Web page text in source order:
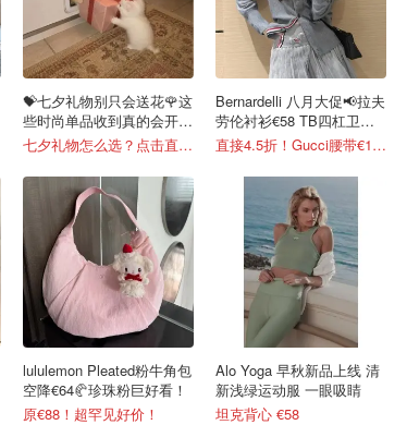
💝七夕礼物别只会送花🌹这
些时尚单品收到真的会开
心！
七夕礼物怎么选？点击直接抄作业
lululemon Pleated粉牛角包
空降€64🥐珍珠粉巨好看！
原€88！超罕见好价！
Bernardelli 八月大促📢拉夫
劳伦衬衫€58 TB四杠卫衣
€553
直接4.5折！Gucci腰带€161
Alo Yoga 早秋新品上线 清
新浅绿运动服 一眼吸睛
坦克背心 €58